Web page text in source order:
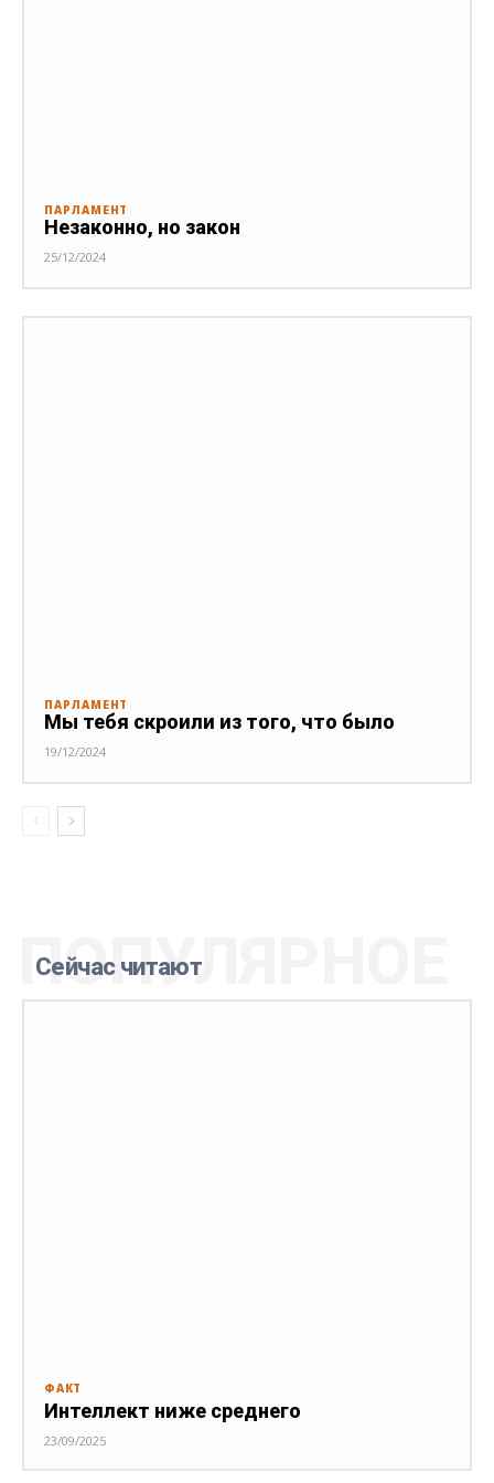
ПАРЛАМЕНТ
Незаконно, но закон
25/12/2024
ПАРЛАМЕНТ
Мы тебя скроили из того, что было
19/12/2024
Сейчас читают
ПОПУЛЯРНОЕ
ФАКТ
Интеллект ниже среднего
23/09/2025